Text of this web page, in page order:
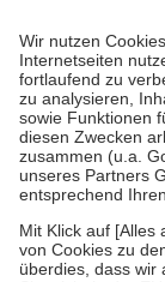
Grundsätzlich
Prozent des
höchstens zehn
Kosten der
Diese Regeln
Bei Heilmitteln
Zuzahlung zehn
Um das
stärken und die